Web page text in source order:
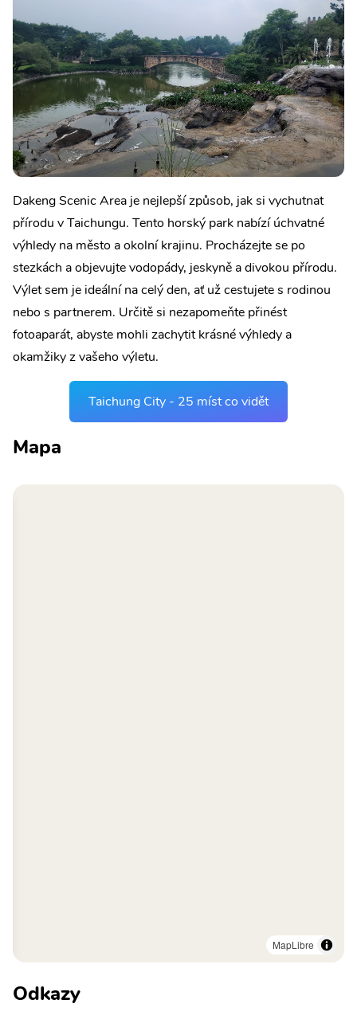
Dakeng Scenic Area je nejlepší způsob, jak si vychutnat
přírodu v Taichungu. Tento horský park nabízí úchvatné
výhledy na město a okolní krajinu. Procházejte se po
stezkách a objevujte vodopády, jeskyně a divokou přírodu.
Výlet sem je ideální na celý den, ať už cestujete s rodinou
nebo s partnerem. Určitě si nezapomeňte přinést
fotoaparát, abyste mohli zachytit krásné výhledy a
okamžiky z vašeho výletu.
Taichung City - 25 míst co vidět
Mapa
MapLibre
Odkazy